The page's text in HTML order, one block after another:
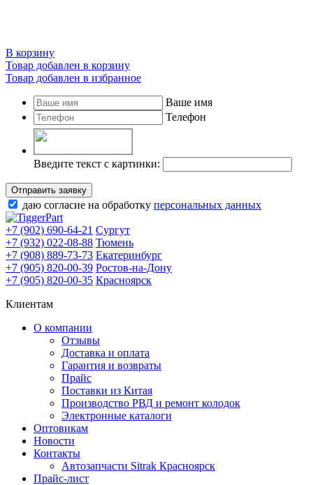
В корзину
Товар добавлен в корзину
Товар добавлен в избранное
Ваше имя
Телефон
Введите текст с картинки:
Отправить заявку
даю согласие на обработку персональных данных
+7 (902) 690-64-21 Сургут
+7 (932) 022-08-88 Тюмень
+7 (908) 889-73-73 Екатеринбург
+7 (905) 820-00-39 Ростов-на-Дону
+7 (905) 820-00-35 Красноярск
Клиентам
О компании
Отзывы
Доставка и оплата
Гарантия и возвраты
Прайс
Поставки из Китая
Производство РВД и ремонт колодок
Электронные каталоги
Оптовикам
Новости
Контакты
Автозапчасти Sitrak Красноярск
Прайс-лист